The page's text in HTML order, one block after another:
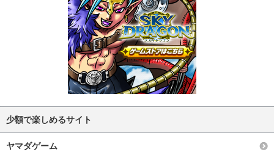
少額で楽しめるサイト
ヤマダゲーム